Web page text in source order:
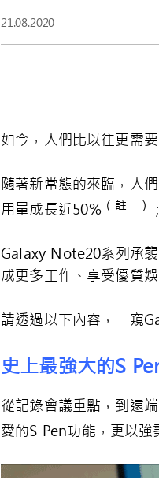
21.08.2020
如今，人們比以往更需
隨著新常態的來臨，人
用量成長近50％ （註一）
Galaxy Note20系列承
成更多工作、享受優質
請透過以下內容，一窺
史上最強大的S
從記錄會議重點，到遠
愛的S Pen功能，更以